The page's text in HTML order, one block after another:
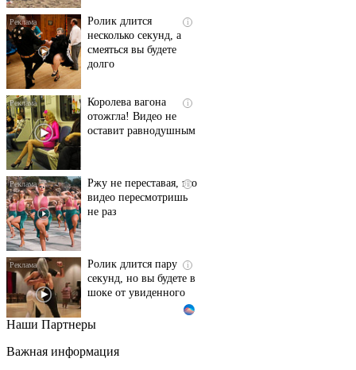
несколько секунд, а
смеяться вы будете
долго
отожгла! Видео не
оставит равнодушным
видео пересмотришь
не раз
секунд, но вы будете в
шоке от увиденного
Этот танец невесты
Пересмотрела 10 раз
Наши Партнеры
Важная информация